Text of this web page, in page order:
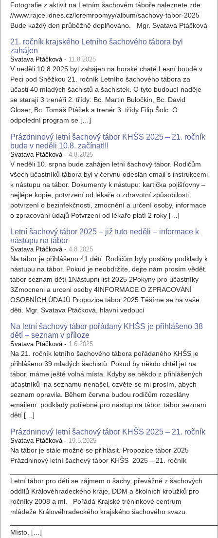
Fotografie z aktivit na Letním šachovém táboře naleznete zde:
//www.rajce.idnes.cz/loremroomyy/album/sachovy-tabor-2025
Bude každý den průběžně doplňováno. Mgr. Svatava Ptáčková
21. ročník krajského Letního šachového tábora byl
zahájen
Svatava Ptáčková- 11.8.2025
V neděli 10.8.2025 byl zahájen na horské chatě Lesní boudě v
Peci pod Sněžkou 21. ročník Letního šachového tábora za
účasti 40 mladých šachistů a šachistek. O tyto budoucí naděje
se starají 3 trenéři 2. třídy: Bc. Martin Buločkin, Bc. David
Gloser, Bc. Tomáš Ptáček a trenér 3. třídy Filip Šolc. O
odpolední program se […]
Prázdninový letní šachový tábor KHŠS 2025 – 21. ročník
bude v neděli 10.8. začínat!!!
Svatava Ptáčková - 4.8.2025
V neděli 10. srpna bude zahájen letní šachový tábor. Rodičům
všech účastníků tábora byl v červnu odeslán email s instrukcemi
k nástupu na tábor. Dokumenty k nástupu: kartička pojišťovny –
nejlépe kopie, potvrzení od lékaře o zdravotní způsobilosti,
potvrzení o bezinfekčnosti, zmocnění a určení osoby, informace
o zpracování údajů Potvrzení od lékaře platí 2 roky […]
Letní šachový tábor 2025 – již tuto neděli – informace k
nástupu na tábor
Svatava Ptáčková - 4.8.2025
Na tábor je přihlášeno 41 dětí. Rodičům byly poslány podklady k
nástupu na tábor. Pokud je neobdržíte, dejte nám prosím vědět.
tábor seznam dětí 1Nástupni list 2025 2Pokyny pro účastníky
3Zmocneni a urceni osoby 4INFORMACE O ZPRACOVÁNÍ
OSOBNÍCH ÚDAJŮ Propozice tábor 2025 Těšíme se na vaše
děti. Mgr. Svatava Ptáčková, hlavní vedoucí
Na letní šachový tábor pořádaný KHŠS je přihlášeno 38
dětí – seznam v příloze
Svatava Ptáčková- 1.6.2025
Na 21. ročník letního šachového tábora pořádaného KHŠS je
přihlášeno 39 mladých šachistů. Pokud by někdo chtěl jet na
tábor, máme ještě volná místa. Kdyby se někdo z přihlášených
účastníků na seznamu nenašel, ozvěte se mi prosím, abych
seznam opravila. Během června budou rodičům rozeslány
emailem podklady potřebné pro nástup na tábor. tábor seznam
dětí […]
Prázdninový letní šachový tábor KHŠS 2025 – 21. ročník
Svatava Ptáčková - 19.5.2025
Na tábor je stále možné se přihlásit. Propozice tábor 2025
Prázdninový letní šachový tábor KHŠS 2025 – 21. ročník
Letní tábor pro děti se zájmem o šachy, převážně z šachových
oddílů Královéhradeckého kraje, DDM a školních kroužků pro
ročníky 2008 a ml. Pořádá Krajské tréninkové centrum
mládeže Královéhradeckého krajského šachového svazu.
Místo, […]